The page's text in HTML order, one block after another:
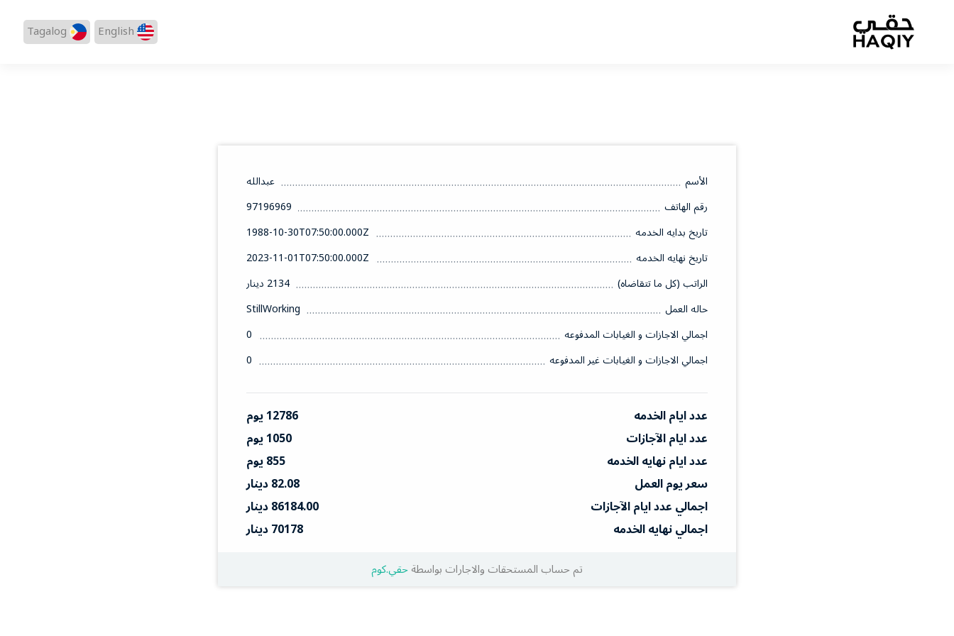
English
Tagalog
الأسم
عبدالله
رقم الهاتف
97196969
تاريخ بدايه الخدمه
1988-10-30T07:50:00.000Z
تاريخ نهايه الخدمه
2023-11-01T07:50:00.000Z
الراتب (كل ما تتقاضاه)
2134 دينار
حاله العمل
StillWorking
اجمالي الاجازات و الغيابات المدفوعه
0
اجمالي الاجازات و الغيابات غير المدفوعه
0
عدد ايام الخدمه
12786 يوم
عدد ايام الآجازات
1050 يوم
عدد ايام نهايه الخدمه
855 يوم
سعر يوم العمل
82.08 دينار
اجمالي عدد ايام الآجازات
86184.00 دينار
اجمالي نهايه الخدمه
70178 دينار
تم حساب المستحقات والاجارات بواسطةحقي.كوم